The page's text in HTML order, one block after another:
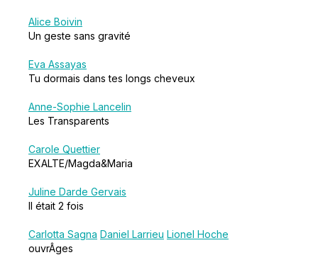
Alice Boivin
Un geste sans gravité
Eva Assayas
Tu dormais dans tes longs cheveux
Anne-Sophie Lancelin
Les Transparents
Carole Quettier
EXALTE/Magda&Maria
Juline Darde Gervais
Il était 2 fois
Carlotta Sagna Daniel Larrieu Lionel Hoche
ouvrÂges